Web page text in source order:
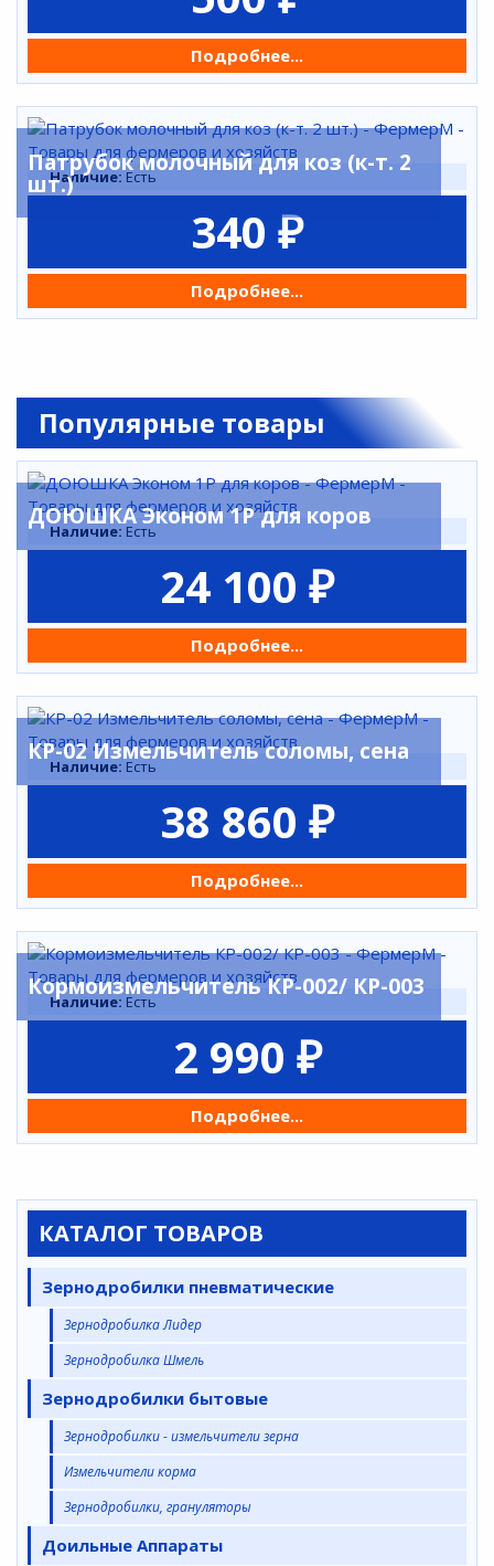
Подробнее...
Патрубок молочный для коз (к-т. 2
шт.)Наличие:Есть
340 ₽
Подробнее...
Популярные товары
ДОЮШКА Эконом 1Р для коров
Наличие: Есть
24 100 ₽
Подробнее...
КР-02 Измельчитель соломы, сена
Наличие: Есть
38 860 ₽
Подробнее...
Кормоизмельчитель КР-002/ КР-003
Наличие: Есть
2 990 ₽
Подробнее...
КАТАЛОГ ТОВАРОВ
Зернодробилки пневматические
Зернодробилка Лидер
Зернодробилка Шмель
Зернодробилки бытовые
Зернодробилки - измельчители зерна
Измельчители корма
Зернодробилки, грануляторы
Доильные Аппараты